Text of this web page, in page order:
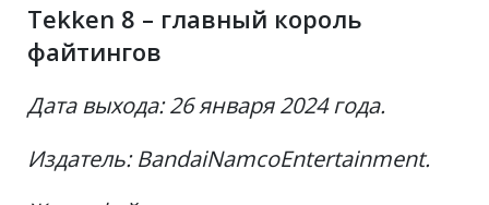
Tekken 8 – главный король
файтингов
Дата выхода: 26 января 2024 года.
Издатель: BandaiNamcoEntertainment.